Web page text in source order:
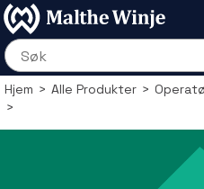
Hjem>Alle Produkter>
>